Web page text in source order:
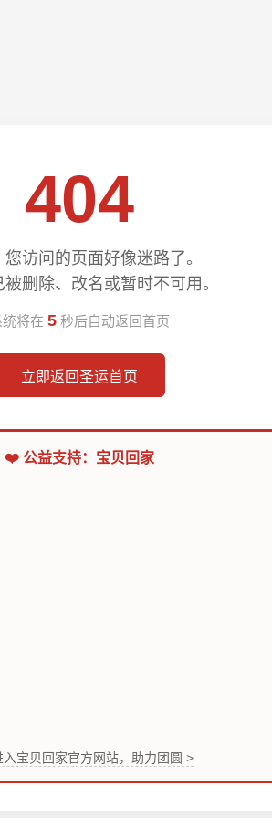
404
您访问的页面好像迷路了。
删除、改名或暂时不可用。
统将在 5 秒后自动返回首页
立即返回圣运首页
❤️ 公益支持：宝贝回家
入宝贝回家官方网站，助力团圆 >